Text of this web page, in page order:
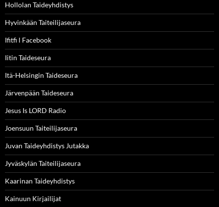
Hollolan Taideyhdistys
Hyvinkään Taiteilijaseura
Ifitfi l Facebook
Iitin Taideseura
Itä-Helsingin Taideseura
Järvenpään Taideseura
Jesus Is LORD Radio
Joensuun Taiteilijaseura
Juvan Taideyhdistys Jutakka
Jyväskylän Taiteilijaseura
Kaarinan Taideyhdistys
Kainuun Kirjailijat